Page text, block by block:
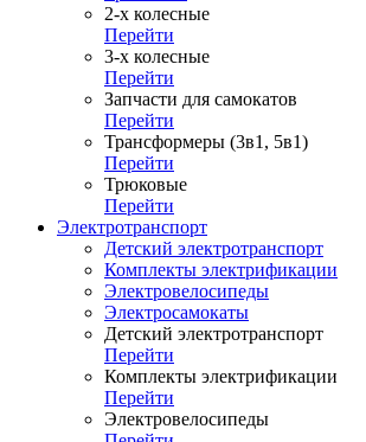
2-х колесные
Перейти
3-х колесные
Перейти
Запчасти для самокатов
Перейти
Трансформеры (3в1, 5в1)
Перейти
Трюковые
Перейти
Электротранспорт
Детский электротранспорт
Комплекты электрификации
Электровелосипеды
Электросамокаты
Детский электротранспорт
Перейти
Комплекты электрификации
Перейти
Электровелосипеды